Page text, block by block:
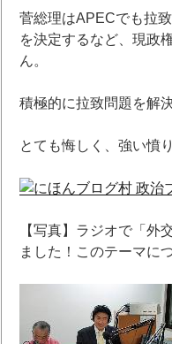
菅総理はAPECでも拉
を決定するなど、現政
ん。
積極的に拉致問題を解
とても悔しく、強い憤
【写真】ラジオで「外
ました！このテーマに